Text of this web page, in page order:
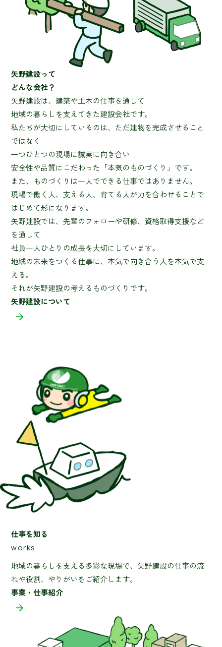
矢野建設って
どんな会社？
矢野建設は、建築や土木の仕事を通して
地域の暮らしを支えてきた建設会社です。
私たちが大切にしているのは、ただ建物を完成させること
ではなく
一つひとつの現場に誠実に向き合い
安全性や品質にこだわった「本気のものづくり」です。
また、ものづくりは一人でできる仕事ではありません。
現場で働く人、支える人、育てる人が力を合わせることで
はじめて形になります。
矢野建設では、先輩のフォローや研修、資格取得支援など
を通して
社員一人ひとりの成長を大切にしています。
地域の未来をつくる仕事に、本気で向き合う人を本気で支
える。
それが矢野建設の考えるものづくりです。
矢野建設について
仕事を知る
works
地域の暮らしを支える多彩な現場で、矢野建設の仕事の流
れや役割、やりがいをご紹介します。
事業・仕事紹介